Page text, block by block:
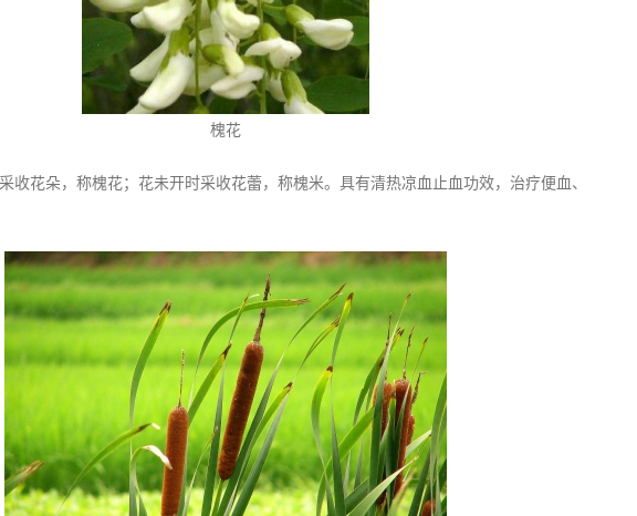
槐花
收花朵，称槐花；花未开时采收花蕾，称槐米。具有清热凉血止血功效，治疗便血、